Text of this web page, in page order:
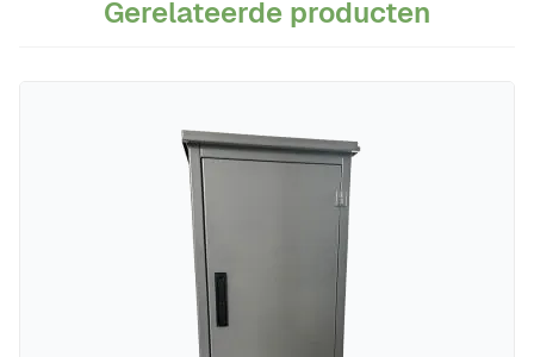
Gerelateerde producten